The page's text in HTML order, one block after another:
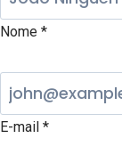
Nome *
E-mail *